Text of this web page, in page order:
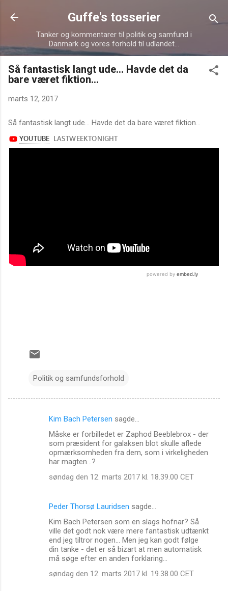
Gå videre til hovedindholdet
Guffe's tosserier
Tanker og kommentarer til politik og samfund i
Danmark og vores forhold til udlandet...
Så fantastisk langt ude... Havde det da
bare været fiktion...
marts 12, 2017
Så fantastisk langt ude... Havde det da bare været fiktion...
Politik og samfundsforhold
Kim Bach Petersen sagde…
Måske er forbilledet er Zaphod Beeblebrox - der
som præsident for galaksen blot skulle aflede
opmærksomheden fra dem, som i virkeligheden
har magten...?
søndag den 12. marts 2017 kl. 18.39.00 CET
Peder Thorsø Lauridsen sagde…
Kim Bach Petersen som en slags hofnar? Så
ville det godt nok være mere fantastisk udtænkt
end jeg tiltror nogen... Men jeg kan godt følge
din tanke - det er så bizart at men automatisk
må søge efter en anden forklaring...
søndag den 12. marts 2017 kl. 19.38.00 CET